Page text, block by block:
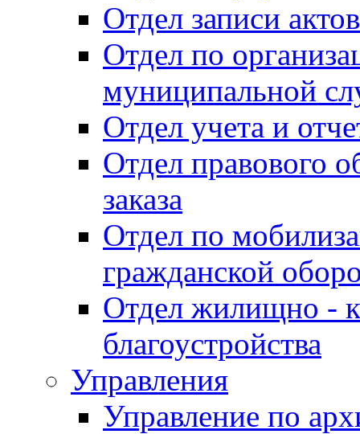
Отдел записи
Отдел по
муниципальной
Отдел учета и
Отдел правового
заказа
Отдел по
гражданской
Отдел жилищно -
благоустройства
Управления
Управление по